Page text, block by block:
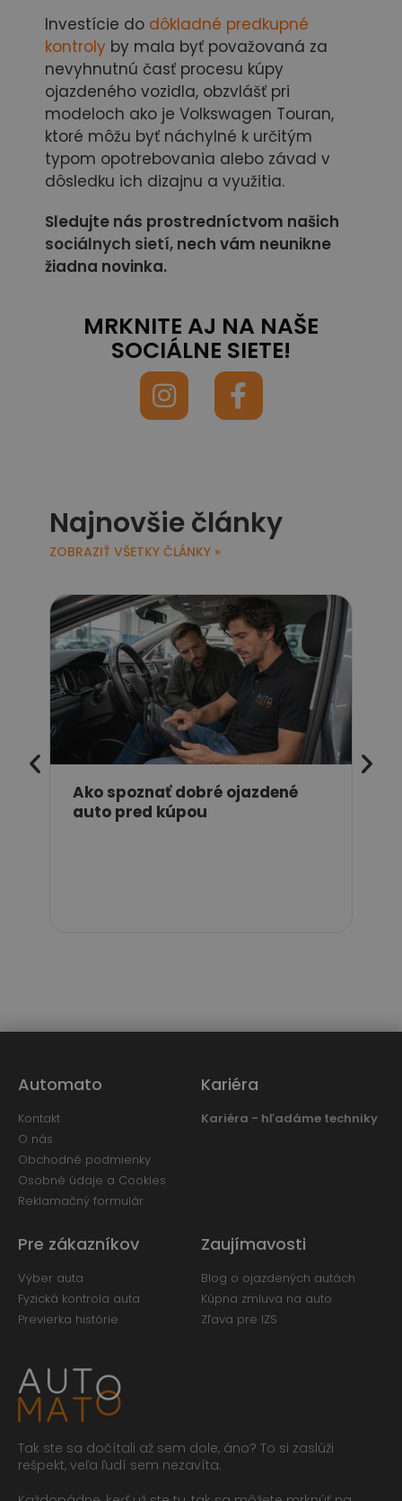
Investície do dôkladné predkupné
kontroly by mala byť považovaná za
nevyhnutnú časť procesu kúpy
ojazdeného vozidla, obzvlášť pri
modeloch ako je Volkswagen Touran,
ktoré môžu byť náchylné k určitým
typom opotrebovania alebo závad v
dôsledku ich dizajnu a využitia.
Sledujte nás prostredníctvom našich
sociálnych sietí, nech vám neunikne
žiadna novinka.
MRKNITE AJ NA NAŠE
SOCIÁLNE SIETE!
Najnovšie články
ZOBRAZIŤ VŠETKY ČLÁNKY »
Ako spoznať dobré ojazdené
auto pred kúpou
Tak ste sa dočítali až sem dole, áno? To si zaslúži
rešpekt, veľa ľudí sem nezavíta.
Pre zákazníkov
Výber auta
Fyzická kontrola auta
Previerka histórie
Zaujímavosti
Blog o ojazdených autách
Kúpna zmluva na auto
Zľava pre IZS
Kariéra
Kariéra - hľadáme techniky
Automato
Kontakt
O nás
Obchodné podmienky
Osobné údaje a Cookies
Reklamačný formulár